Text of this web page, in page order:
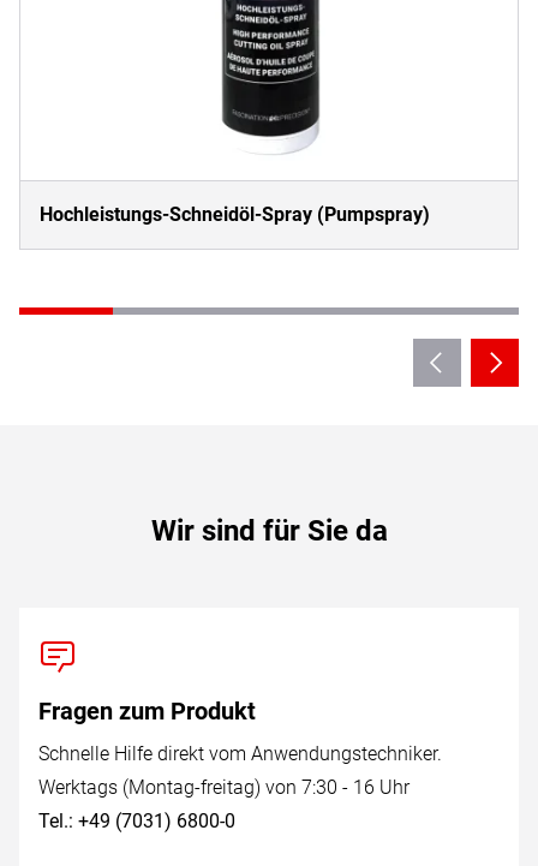
Hochleistungs-Schneidöl-Spray (Pumpspray)
Wir sind für Sie da
Fragen zum Produkt
Schnelle Hilfe direkt vom Anwendungstechniker.
Werktags (Montag-freitag) von 7:30 - 16 Uhr
Tel.: +49 (7031) 6800-0